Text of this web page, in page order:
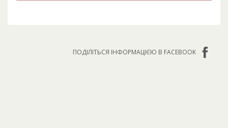
ПОДІЛІТЬСЯ ІНФОРМАЦІЄЮ В FACEBOOK